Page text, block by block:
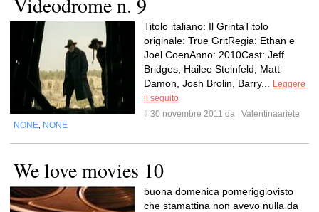
Titolo italiano: Il GrintaTitolo
originale: True GritRegia: Ethan e
Joel CoenAnno: 2010Cast: Jeff
Bridges, Hailee Steinfeld, Matt
Damon, Josh Brolin, Barry...
Leggere
il seguito
Il 30 novembre 2011 da
Valentinaariete
NONE NONE
We love movies 10
buona domenica pomeriggiovisto
che stamattina non avevo nulla da